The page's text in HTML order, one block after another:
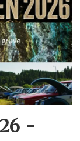
-